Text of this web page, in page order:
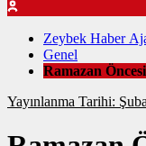
Zeybek Haber
Genel
Ramazan
Yayınlanma